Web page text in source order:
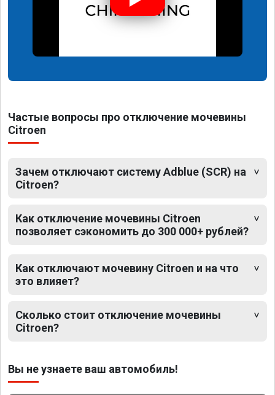
Частые вопросы про отключение мочевины
Citroen
Зачем отключают систему Adblue (SCR) на
Citroen?
Как отключение мочевины Citroen
позволяет сэкономить до 300 000+ рублей?
Как отключают мочевину Citroen и на что
это влияет?
Сколько стоит отключение мочевины
Citroen?
Вы не узнаете ваш автомобиль!